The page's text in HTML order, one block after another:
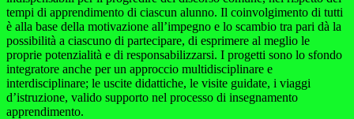
tempi di apprendimento di ciascun alunno. Il coinvolgimento di tutti
è alla base della motivazione all’impegno e lo scambio tra pari dà la
possibilità a ciascuno di partecipare, di esprimere al meglio le
proprie potenzialità e di responsabilizzarsi. I progetti sono lo sfondo
integratore anche per un approccio multidisciplinare e
interdisciplinare; le uscite didattiche, le visite guidate, i viaggi
d’istruzione, valido supporto nel processo di insegnamento
apprendimento.